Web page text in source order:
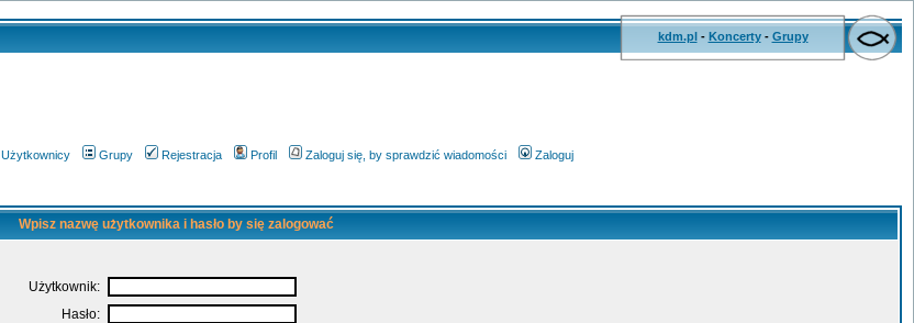
kdm.pl- Koncerty- Grupy
Użytkownicy Grupy Rejestracja Profil Zaloguj się, by sprawdzić wiadomości Zaloguj
Wpisz nazwę użytkownika i hasło by się zalogować
Użytkownik:
Hasło: